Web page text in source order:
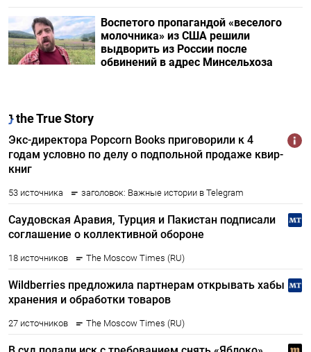
Воспетого пропагандой «веселого
молочника» из США решили
выдворить из России после
обвинений в адрес Минсельхоза